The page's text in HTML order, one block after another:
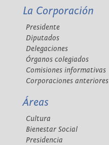
La Corporación
Presidente
Diputados
Delegaciones
Órganos colegiados
Comisiones informativas
Corporaciones anteriores
Áreas
Cultura
Bienestar Social
Presidencia